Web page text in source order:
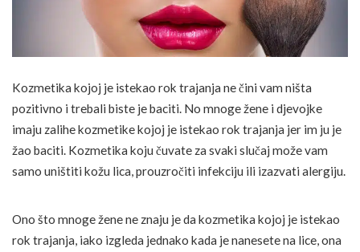
Kozmetika kojoj je istekao rok trajanja ne čini vam ništa
pozitivno i trebali biste je baciti. No mnoge žene i djevojke
imaju zalihe kozmetike kojoj je istekao rok trajanja jer im ju je
žao baciti. Kozmetika koju čuvate za svaki slučaj može vam
samo uništiti kožu lica, prouzročiti infekciju ili izazvati alergiju.
Ono što mnoge žene ne znaju je da kozmetika kojoj je istekao
rok trajanja, iako izgleda jednako kada je nanesete na lice, ona